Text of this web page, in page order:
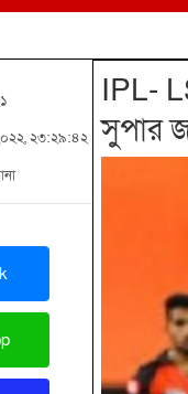
২৩:২৯:৪২
IPL-
সুপার